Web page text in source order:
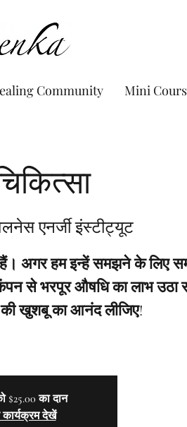
Community Mini
एनर्जी इंस्टीट्यूट
हैं। अगर हम इन्हें समझने के लिए
से भरपूर औषधि का लाभ
खुशबू का आनंद लीजिए!
$25.00 का दान
देखें